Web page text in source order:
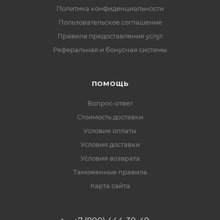
Политика конфиденциальности
Пользовательское соглашение
Правила предоставления услуг
Реферальная и бонусная системы
ПОМОЩЬ
Вопрос-ответ
Стоимость доставки
Условия оплаты
Условия доставки
Условия возврата
Таможенные правила
Карта сайта